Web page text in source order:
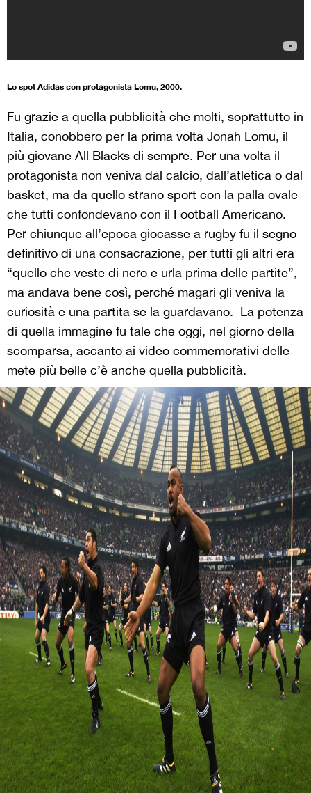
Lo spot Adidas con protagonista Lomu, 2000.
Fu grazie a quella pubblicità che molti, soprattutto in
Italia, conobbero per la prima volta Jonah Lomu, il
più giovane All Blacks di sempre. Per una volta il
protagonista non veniva dal calcio, dall’atletica o dal
basket, ma da quello strano sport con la palla ovale
che tutti confondevano con il Football Americano.
Per chiunque all’epoca giocasse a rugby fu il segno
definitivo di una consacrazione, per tutti gli altri era
“quello che veste di nero e urla prima delle partite”,
ma andava bene così, perché magari gli veniva la
curiosità e una partita se la guardavano. La potenza
di quella immagine fu tale che oggi, nel giorno della
scomparsa, accanto ai video commemorativi delle
mete più belle c’è anche quella pubblicità.